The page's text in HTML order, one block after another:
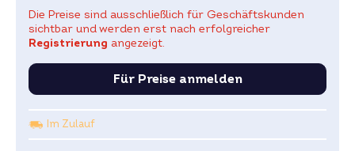
Die Preise sind ausschließlich für Geschäftskunden
sichtbar und werden erst nach erfolgreicher
Registrierung angezeigt.
Für Preise anmelden
Im Zulauf